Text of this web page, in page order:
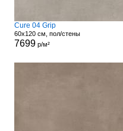
Cure 04 Grip
60x120 см, пол/стены
7699р/м²